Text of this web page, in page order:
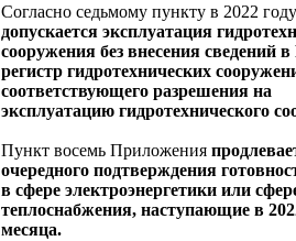
Согласно седьмому пункту в 2022 году
допускается эксплуатация
сооружения без внесения сведений
регистр гидротехнических
соответствующего разрешения на
эксплуатацию гидротехнического
Пункт восемь Приложения
очередного подтверждения
в сфере электроэнергетики или
теплоснабжения, наступающие в
месяца.